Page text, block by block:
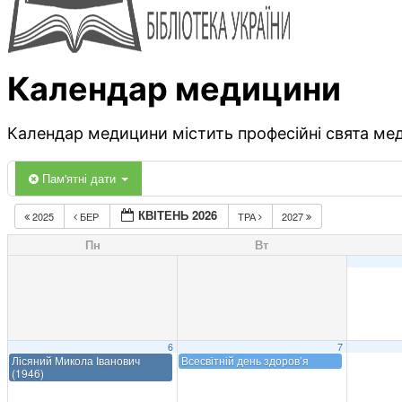
Календар медицини
Календар медицини містить професійні свята
Пам'ятні дати
2025 БЕР КВІТЕНЬ 2026 ТРА 2027
Пн Вт
6
Лісяний Микола Іванович
(1946)
7
Всесвітній день здоров’я